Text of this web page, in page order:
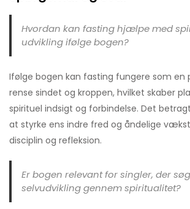
Hvordan kan fasting hjælpe med
udvikling ifølge bogen?
Ifølge bogen kan fasting fungere som en
rense sindet og kroppen, hvilket skaber
spirituel indsigt og forbindelse. Det
at styrke ens indre fred og åndelige
disciplin og refleksion.
Er bogen relevant for singler, der
selvudvikling gennem spiritualitet?